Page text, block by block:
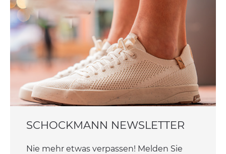
SCHOCKMANN NEWSLETTER
Nie mehr etwas verpassen! Melden Sie